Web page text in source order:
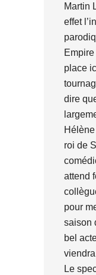
Martin
effet
place
dire
Hélène
roi de
attend
pour
saison
bel
Le